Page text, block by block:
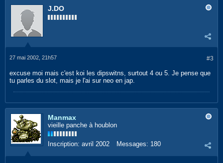
J.DO
#3
27 mai 2002, 21h57
excuse moi mais c'est koi les dipswitns, surtout 4 ou 5. Je pense que
tu parles du slot, mais je l'ai sur neo en jap.
Manmax
vieille panche à houblon
Inscription: avril 2002 Messages: 180